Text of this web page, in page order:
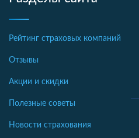
Рейтинг страховых компаний
Отзывы
Акции и скидки
Полезные советы
Новости страхования